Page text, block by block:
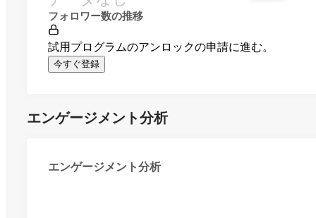
フォロワー数の推移
試用プログラムのアンロックの申請に進む。
今すぐ登録
エンゲージメント分析
エンゲージメント分析